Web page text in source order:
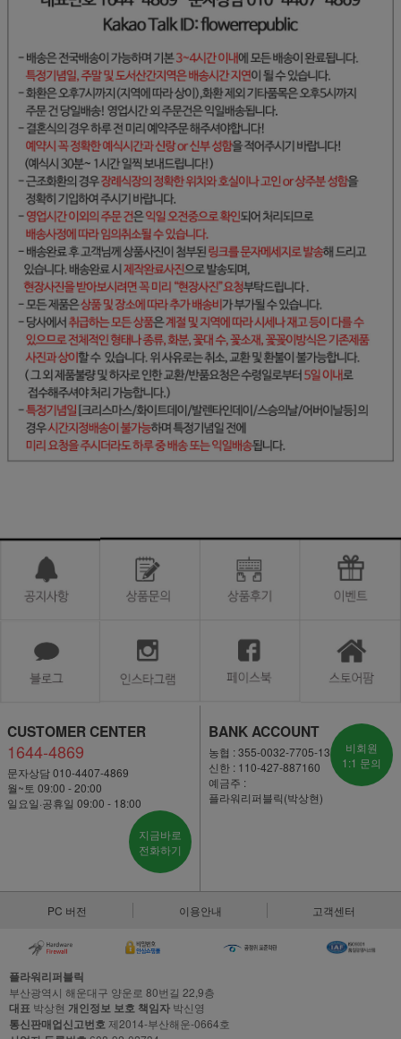
CUSTOMER CENTER
1644-4869
문자상담 010-4407-4869
월~토 09:00 - 20:00
일요일·공휴일 09:00 - 18:00
지금바로
전화하기
BANK ACCOUNT
농협 : 355-0032-7705-13
신한 : 110-427-887160
예금주 :
플라워리퍼블릭(박상현)
비회원
1:1 문의
PC 버전 이용안내 고객센터
플라워리퍼블릭
부산광역시 해운대구 양운로 80번길 22,9층
대표 박상현 개인정보 보호 책임자 박신영
통신판매업신고번호제2014-부산해운-0664호